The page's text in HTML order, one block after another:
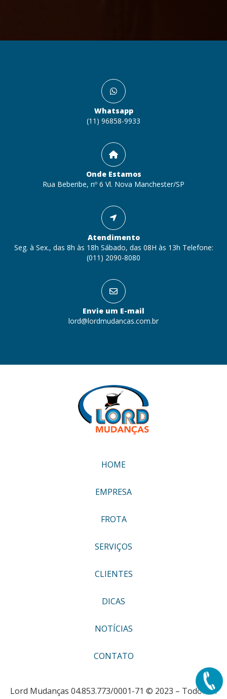
Whatsapp
(11) 96858-9933
Onde Estamos
Rua Beberibe, nº 6 Vl. Nova Manchester/SP
Atendimento
Seg. à Sex., das 8h às 18h Sábado, das 08H às 13h Telefone:
(011) 2090-8080
Envie um E-mail
lord@lordmudancas.com.br
HOME
EMPRESA
FROTA
SERVIÇOS
CLIENTES
DICAS
NOTÍCIAS
CONTATO
Lord Mudanças 04.853.773/0001-71 © 2023 – Todos os